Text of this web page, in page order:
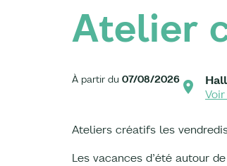
Atelier
À partir du 07/08/2026
Ateliers créatifs les
Les vacances d’été autour